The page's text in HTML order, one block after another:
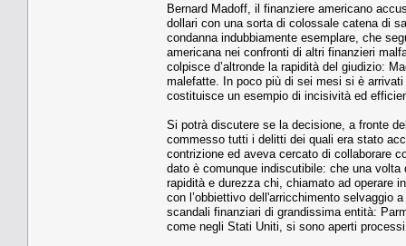
Bernard Madoff, il finanziere americano
dollari con una sorta di colossale catena di
condanna indubbiamente esemplare, che
americana nei confronti di altri finanzieri
colpisce d’altronde la rapidità del giudizio:
malefatte. In poco più di sei mesi si è
costituisce un esempio di incisività ed
Si potrà discutere se la decisione, a fronte
commesso tutti i delitti dei quali era stato
contrizione ed aveva cercato di collaborare
dato è comunque indiscutibile: che una
rapidità e durezza chi, chiamato ad operare
con l’obbiettivo dell'arricchimento selvaggio
scandali finanziari di grandissima entità:
come negli Stati Uniti, si sono aperti